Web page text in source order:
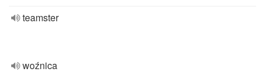
teamster
woźnica